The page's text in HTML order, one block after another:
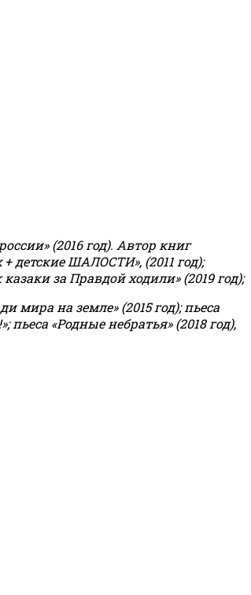
(2016 год). Автор книг
детские ШАЛОСТИ», (2011 год);
за Правдой ходили» (2019 год);
мира на земле» (2015 год); пьеса
;пьеса «Родные небратья» (2018 год),